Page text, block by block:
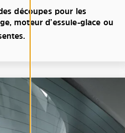
découpes pour les
moteur d’essuie-glace ou